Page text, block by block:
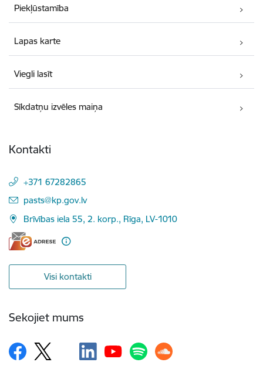
Piekļūstamība
Lapas karte
Viegli lasīt
Sīkdatņu izvēles maiņa
Kontakti
+371 67282865
E-pasts:
pasts@kp.gov.lv
Brīvības iela 55, 2. korp., Rīga, LV-1010
Visi kontakti
Sekojiet mums